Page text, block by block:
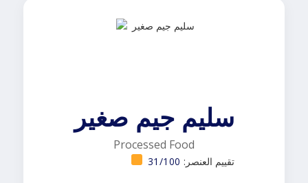
سليم جيم صغير
Processed Food
تقييم العنصر: 31/100